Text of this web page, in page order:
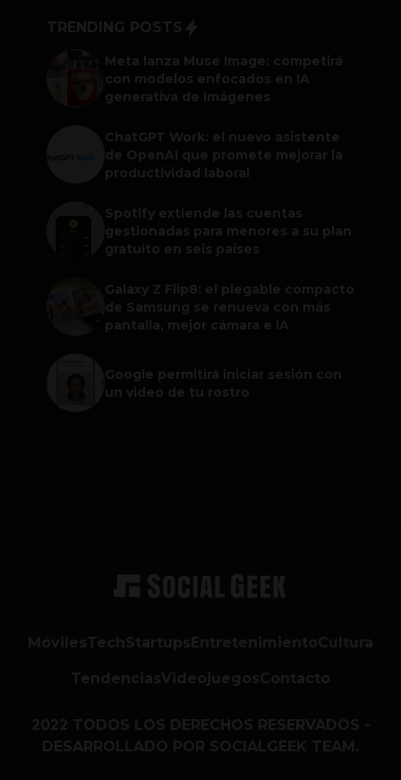
TRENDING POSTS
Meta lanza Muse Image: competirá
con modelos enfocados en IA
generativa de imágenes
ChatGPT Work: el nuevo asistente
de OpenAI que promete mejorar la
productividad laboral
Spotify extiende las cuentas
gestionadas para menores a su plan
gratuito en seis países
Galaxy Z Flip8: el plegable compacto
de Samsung se renueva con más
pantalla, mejor cámara e IA
Google permitirá iniciar sesión con
un video de tu rostro